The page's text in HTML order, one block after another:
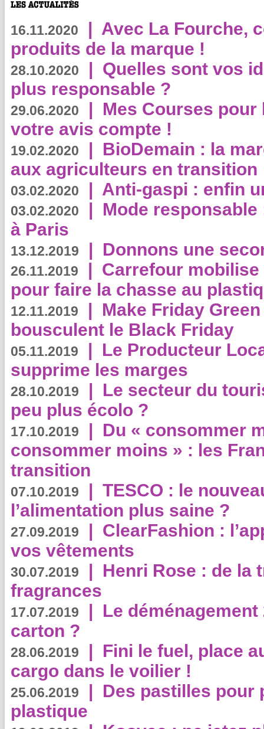
16.11.2020 | Avec La Fourche,
produits de la marque !
28.10.2020 | Quelles sont vos
plus responsable ?
29.06.2020 | Mes Courses pour
votre avis compte !
19.02.2020 | BioDemain : la
aux agriculteurs en transition
03.02.2020 | Anti-gaspi : enfin
03.02.2020 | Mode
à Paris
13.12.2019 | Donnons une
26.11.2019 | Carrefour
pour faire la chasse au
12.11.2019 | Make Friday
bousculent le Black Friday
05.11.2019 | Le Producteur
supprime les marges
28.10.2019 | Le secteur du
peu plus écolo ?
17.10.2019 | Du « consommer
consommer moins » : les
transition
07.10.2019 | TESCO : le
l’alimentation plus saine ?
27.09.2019 | ClearFashion :
vos vêtements
30.07.2019 | Henri Rose : de la
fragrances
17.07.2019 | Le
carton ?
28.06.2019 | Fini le fuel, place
cargo dans le voilier !
25.06.2019 | Des pastilles pour
plastique